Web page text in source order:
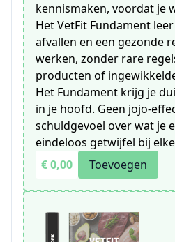
kennismaken, voordat je
Het VetFit Fundament
afvallen en een gezonde
werken, zonder rare
producten of
Het Fundament krijg je
in je hoofd. Geen jojo-
schuldgevoel over wat je
eindeloos getwijfel bij
€ 0,00
Toevoegen